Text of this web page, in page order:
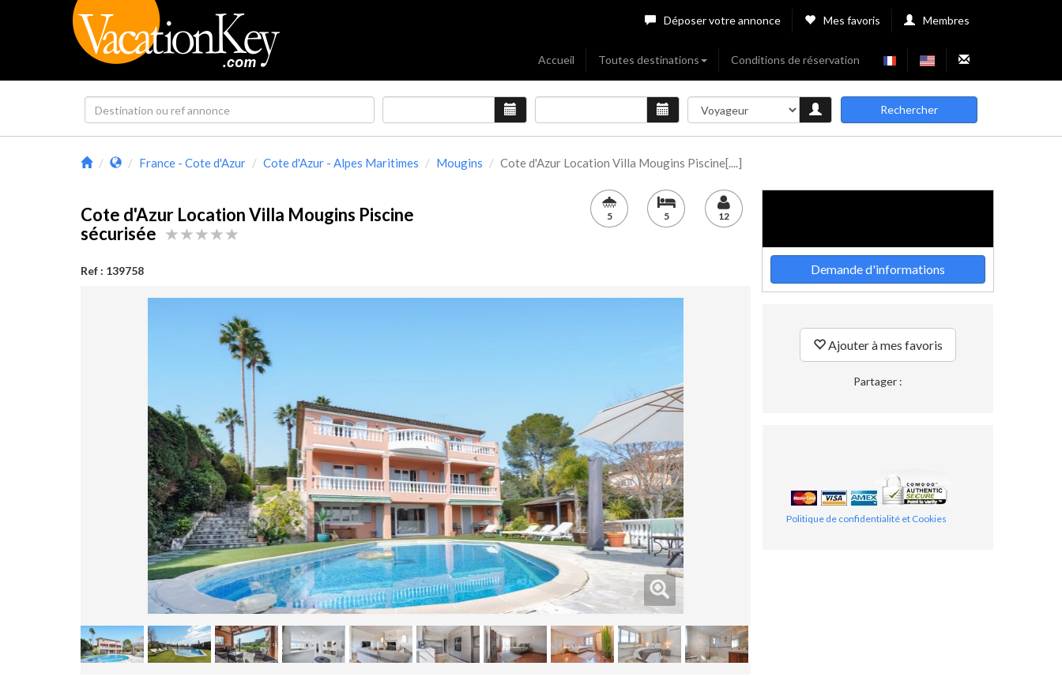
Déposer votre annonce Mes favoris Membres
Accueil Toutes destinations Conditions de réservation
Rechercher
France - Cote d'Azur Cote d'Azur - Alpes Maritimes Mougins Cote d'Azur Location Villa Mougins Piscine[....]
Cote d'Azur Location Villa Mougins Piscine
sécurisée
Ref : 139758
5 5 12
Demande d'informations
Ajouter à mes favoris
Partager :
Politique de confidentialité et Cookies